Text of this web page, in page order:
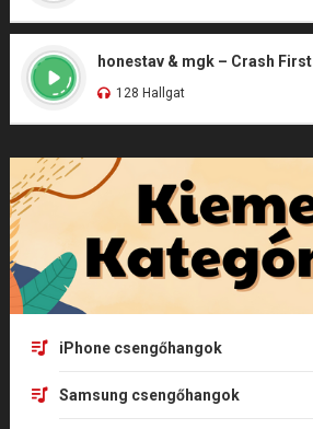
honestav & mgk – Crash First
128 Hallgat
iPhone csengőhangok
Samsung csengőhangok